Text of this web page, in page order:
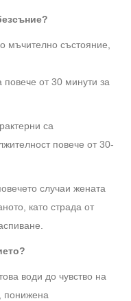
мъчително състояние,
от 30 минути за
са
повече от 30-
случаи жената
като страда от
води до чувство на
понижена